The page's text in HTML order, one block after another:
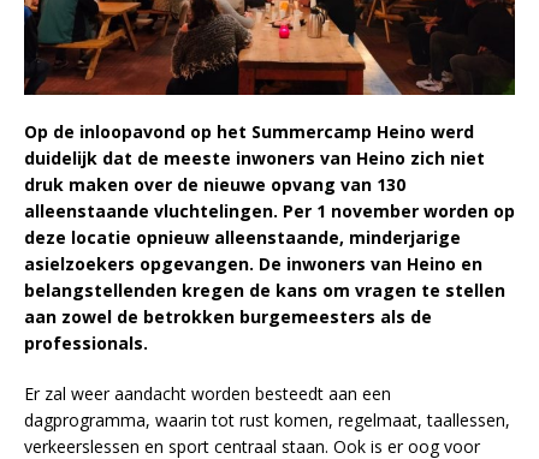
Op de inloopavond op het Summercamp Heino werd
duidelijk dat de meeste inwoners van Heino zich niet
druk maken over de nieuwe opvang van 130
alleenstaande vluchtelingen. Per 1 november worden op
deze locatie opnieuw alleenstaande, minderjarige
asielzoekers opgevangen. De inwoners van Heino en
belangstellenden kregen de kans om vragen te stellen
aan zowel de betrokken burgemeesters als de
professionals.
Er zal weer aandacht worden besteedt aan een
dagprogramma, waarin tot rust komen, regelmaat, taallessen,
verkeerslessen en sport centraal staan. Ook is er oog voor